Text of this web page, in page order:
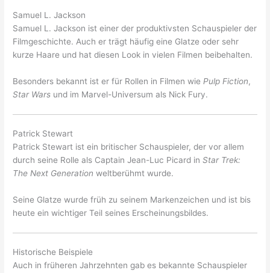
Samuel L. Jackson
Samuel L. Jackson ist einer der produktivsten Schauspieler der
Filmgeschichte. Auch er trägt häufig eine Glatze oder sehr
kurze Haare und hat diesen Look in vielen Filmen beibehalten.
Besonders bekannt ist er für Rollen in Filmen wie Pulp Fiction,
Star Wars und im Marvel-Universum als Nick Fury.
Patrick Stewart
Patrick Stewart ist ein britischer Schauspieler, der vor allem
durch seine Rolle als Captain Jean-Luc Picard inStar Trek:
The Next Generation weltberühmt wurde.
Seine Glatze wurde früh zu seinem Markenzeichen und ist bis
heute ein wichtiger Teil seines Erscheinungsbildes.
Historische Beispiele
Auch in früheren Jahrzehnten gab es bekannte Schauspieler